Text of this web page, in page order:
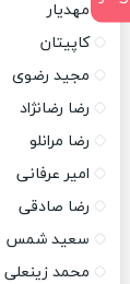
مهدیار
کاپیتان
مجید رضوی
رضا رضانژاد
رضا مرانلو
امیر عرفانی
رضا صادقی
سعید شمس
محمد زینعلی